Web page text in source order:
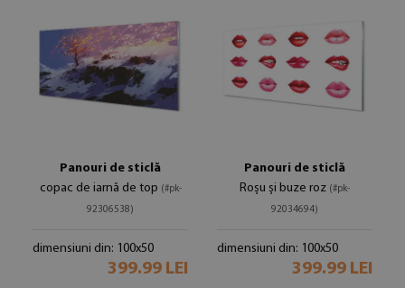
Panouri de sticlă
copac de iarnă de top (#pk-
92306538)
dimensiuni din: 100x50
399.99 LEI
Panouri de sticlă
Roșu și buze roz (#pk-
92034694)
dimensiuni din: 100x50
399.99 LEI